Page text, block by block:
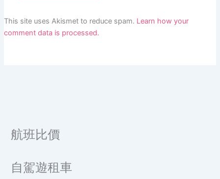
This site uses Akismet to reduce spam. Learn how your
comment data is processed.
航班比價
自駕遊租車